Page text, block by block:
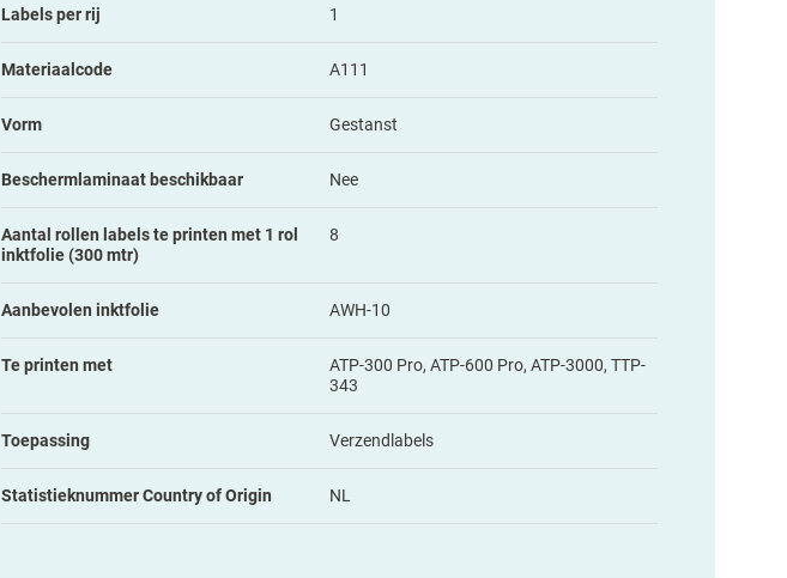
Labels per rij 1
Materiaalcode A111
Vorm Gestanst
Beschermlaminaat beschikbaar Nee
Aantal rollen labels te printen met 1 rol
inktfolie (300 mtr)
8
Aanbevolen inktfolie AWH-10
Te printen met
ATP-300 Pro, ATP-600 Pro, ATP-3000, TTP-
343
Toepassing Verzendlabels
Statistieknummer Country of Origin NL